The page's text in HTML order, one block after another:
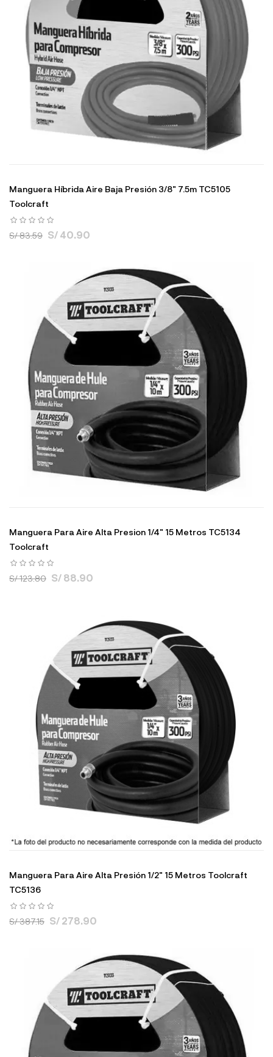
Manguera Híbrida Aire Baja Presión 3/8" 7.5m TC5105
Toolcraft
S/ 83.59 S/ 40.90
Manguera Para Aire Alta Presion 1/4" 15 Metros TC5134
Toolcraft
S/ 123.80 S/ 88.90
Manguera Para Aire Alta Presión 1/2" 15 Metros Toolcraft
TC5136
S/ 387.15 S/ 278.90